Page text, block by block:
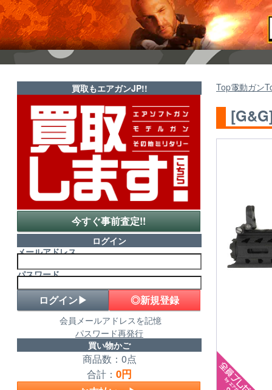
Top電動ガン
買取もエアガンJP!!
今すぐ事前査定!!
ログイン
メールアドレス
パスワード
◎新規登録
会員メールアドレスを記憶
パスワード再発行
買い物かご
商品数：0点
合計： 0円